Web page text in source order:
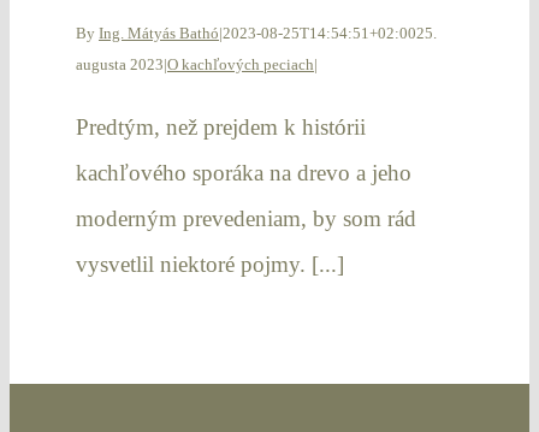
By Ing. Mátyás Bathó|2023-08-25T14:54:51+02:0025.
augusta 2023|O kachľových peciach|
Predtým, než prejdem k histórii
kachľového sporáka na drevo a jeho
moderným prevedeniam, by som rád
vysvetlil niektoré pojmy. [...]